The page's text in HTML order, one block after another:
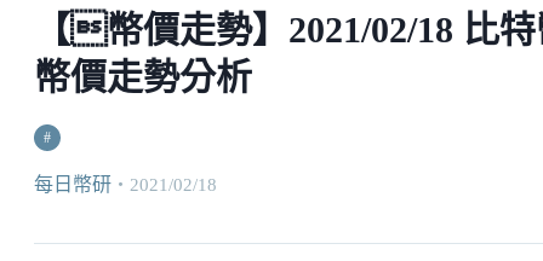
【幣價走勢】2021/02/18 比
幣價走勢分析
#
每日幣研 ・ 2021/02/18